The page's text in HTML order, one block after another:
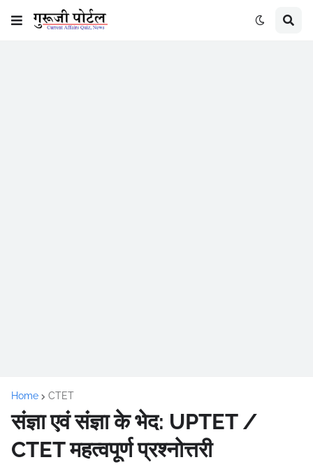
Home CTET
संज्ञा एवं संज्ञा के भेद: UPTET /
CTET महत्वपूर्ण प्रश्नोत्तरी